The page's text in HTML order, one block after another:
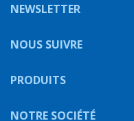
NEWSLETTER
NOUS SUIVRE
PRODUITS
NOTRE SOCIÉTÉ